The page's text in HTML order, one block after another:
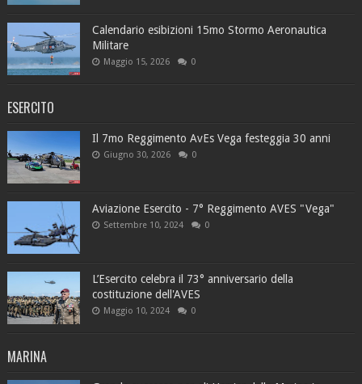
Calendario esibizioni 15mo Stormo Aeronautica
Militare
Maggio 15, 2026 0
ESERCITO
Il 7mo Reggimento AvEs Vega festeggia 30 anni
Giugno 30, 2026 0
Aviazione Esercito - 7° Reggimento AVES "Vega"
Settembre 10, 2024 0
L’Esercito celebra il 73° anniversario della
costituzione dell'AVES
Maggio 10, 2024 0
MARINA